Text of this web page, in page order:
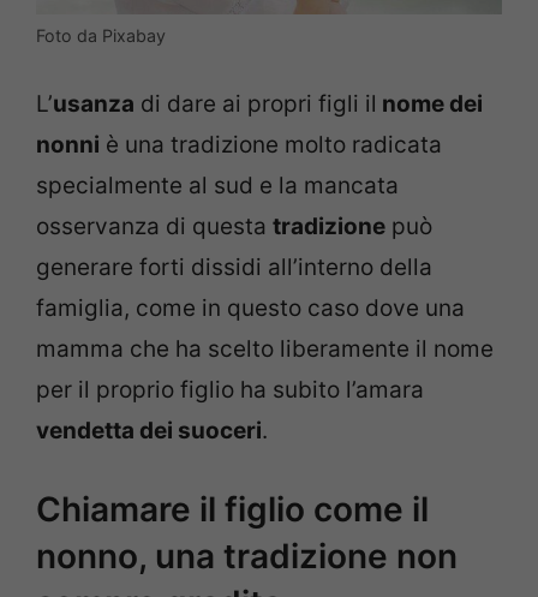
Foto da Pixabay
L’usanza di dare ai propri figli il nome dei
nonni è una tradizione molto radicata
specialmente al sud e la mancata
osservanza di questa tradizione può
generare forti dissidi all’interno della
famiglia, come in questo caso dove una
mamma che ha scelto liberamente il nome
per il proprio figlio ha subito l’amara
vendetta dei suoceri.
Chiamare il figlio come il
nonno, una tradizione non